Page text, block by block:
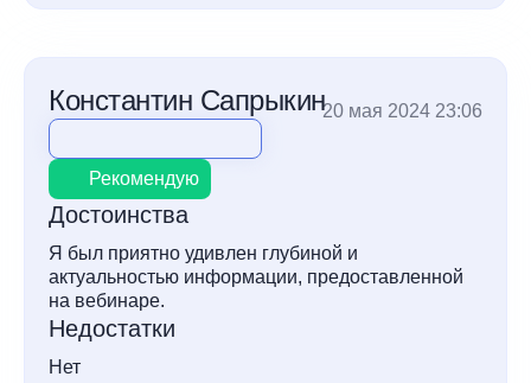
Константин Сапрыкин20 мая 2024 23:06
Рекомендую
Достоинства
Я был приятно удивлен глубиной и
актуальностью информации, предоставленной
на вебинаре.
Недостатки
Нет